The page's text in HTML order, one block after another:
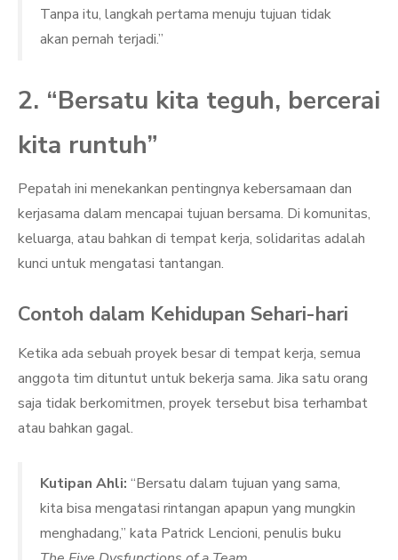
Tanpa itu, langkah pertama menuju tujuan tidak
akan pernah terjadi.”
2. “Bersatu kita teguh, bercerai
kita runtuh”
Pepatah ini menekankan pentingnya kebersamaan dan
kerjasama dalam mencapai tujuan bersama. Di komunitas,
keluarga, atau bahkan di tempat kerja, solidaritas adalah
kunci untuk mengatasi tantangan.
Contoh dalam Kehidupan Sehari-hari
Ketika ada sebuah proyek besar di tempat kerja, semua
anggota tim dituntut untuk bekerja sama. Jika satu orang
saja tidak berkomitmen, proyek tersebut bisa terhambat
atau bahkan gagal.
Kutipan Ahli: “Bersatu dalam tujuan yang sama,
kita bisa mengatasi rintangan apapun yang mungkin
menghadang,” kata Patrick Lencioni, penulis buku